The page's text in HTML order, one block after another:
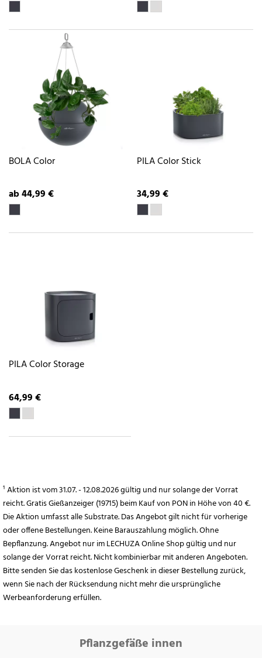
BOLA Color
ab 44,99 €
PILA Color Stick
34,99 €
PILA Color Storage
64,99 €
¹ Aktion ist vom 31.07. - 12.08.2026 gültig und nur solange der Vorrat
reicht. Gratis Gießanzeiger (19715) beim Kauf von PON in Höhe von 40 €.
Die Aktion umfasst alle Substrate. Das Angebot gilt nicht für vorherige
oder offene Bestellungen. Keine Barauszahlung möglich. Ohne
Bepflanzung. Angebot nur im LECHUZA Online Shop gültig und nur
solange der Vorrat reicht. Nicht kombinierbar mit anderen Angeboten.
Bitte senden Sie das kostenlose Geschenk in dieser Bestellung zurück,
wenn Sie nach der Rücksendung nicht mehr die ursprüngliche
Werbeanforderung erfüllen.
Pflanzgefäße innen